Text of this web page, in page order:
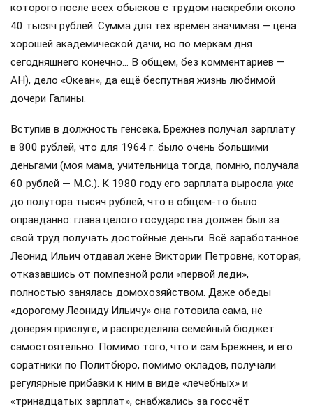
которого после всех обысков с трудом наскребли около
40 тысяч рублей. Сумма для тех времён значимая — цена
хорошей академической дачи, но по меркам дня
сегодняшнего конечно… В общем, без комментариев —
АН), дело «Океан», да ещё беспутная жизнь любимой
дочери Галины.
Вступив в должность генсека, Брежнев получал зарплату
в 800 рублей, что для 1964 г. было очень большими
деньгами (моя мама, учительница тогда, помню, получала
60 рублей — М.С.). К 1980 году его зарплата выросла уже
до полутора тысяч рублей, что в общем-то было
оправданно: глава целого государства должен был за
свой труд получать достойные деньги. Всё заработанное
Леонид Ильич отдавал жене Виктории Петровне, которая,
отказавшись от помпезной роли «первой леди»,
полностью занялась домохозяйством. Даже обеды
«дорогому Леониду Ильичу» она готовила сама, не
доверяя прислуге, и распределяла семейный бюджет
самостоятельно. Помимо того, что и сам Брежнев, и его
соратники по Политбюро, помимо окладов, получали
регулярные прибавки к ним в виде «лечебных» и
«тринадцатых зарплат», снабжались за госсчёт